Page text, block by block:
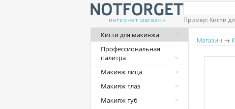
интернет магазин Пример: Кисти
Кисти для макияжа
Профессиональная
палитра
Макияж лица
Макияж глаз
Макияж губ
Магазин →